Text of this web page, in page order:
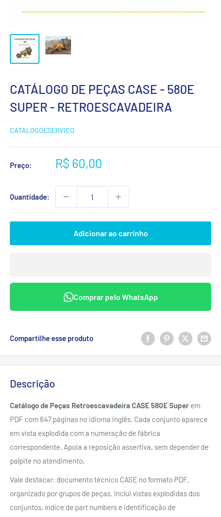
CATÁLOGO DE PEÇAS CASE - 580E
SUPER - RETROESCAVADEIRA
CATALOGOESERVICO
Preço:
Preço
R$ 60,00
Quantidade:
Adicionar ao carrinho
Comprar pelo WhatsApp
Compartilhe esse produto
Descrição
Catálogo de Peças Retroescavadeira CASE 580E Super em
PDF com 647 páginas no idioma Inglês. Cada conjunto aparece
em vista explodida com a numeração de fábrica
correspondente. Apoia a reposição assertiva, sem depender de
palpite no atendimento.
Vale destacar: documento técnico CASE no formato PDF,
organizado por grupos de peças. Inclui vistas explodidas dos
conjuntos, índice de part numbers e identificação de